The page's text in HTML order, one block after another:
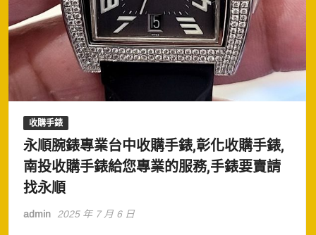
收購手錶
永順腕錶專業台中收購手錶,彰化收購手錶,
南投收購手錶給您專業的服務,手錶要賣請
找永順
admin 2025 年 7 月 6 日